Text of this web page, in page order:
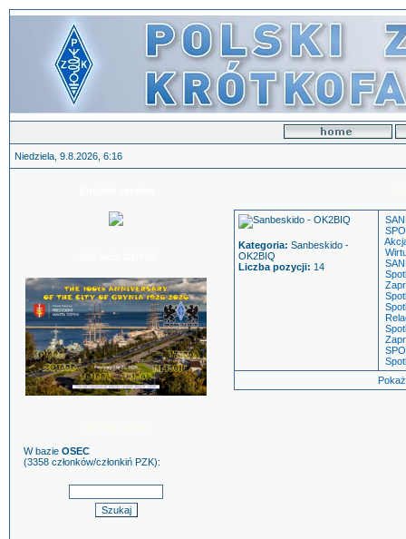
Niedziela, 9.8.2026, 6:16
W bazie OSEC
(3358 członków/członkiń PZK):
Kategoria: Sanbeskido -
OK2BIQ
Liczba pozycji: 14